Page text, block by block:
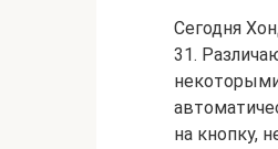
Сегодня
31.
на кнопку,